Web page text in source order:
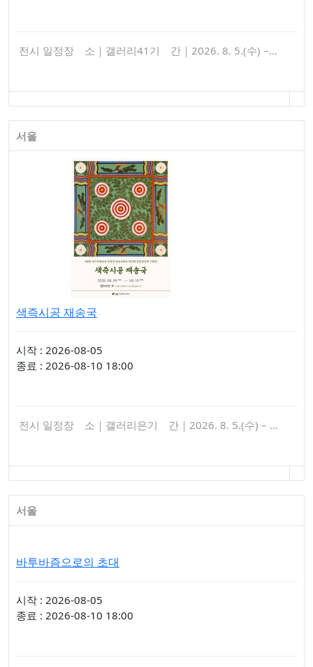
전시 일정장 소｜갤러리41기 간｜2026. 8. 5.(수) –…
서울
색즉시공 재송국
시작 : 2026-08-05
종료 : 2026-08-10 18:00
전시 일정장 소｜갤러리은기 간｜2026. 8. 5.(수) – …
서울
바투바즘으로의 초대
시작 : 2026-08-05
종료 : 2026-08-10 18:00